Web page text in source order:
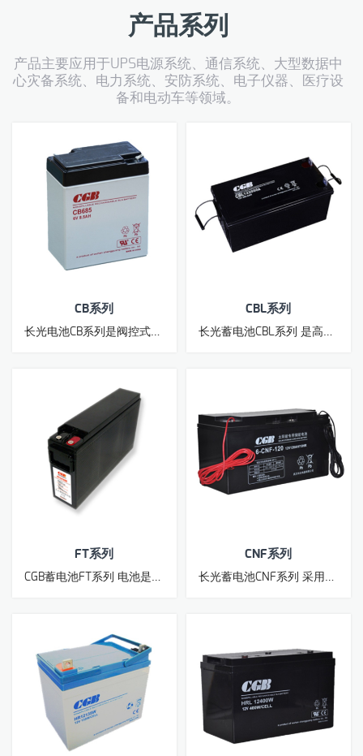
产品系列
产品主要应用于UPS电源系统、通信系统、大型数据中
心灾备系统、电力系统、安防系统、电子仪器、医疗设
备和电动车等领域。
CB系列 CBL系列
FT系列 CNF系列